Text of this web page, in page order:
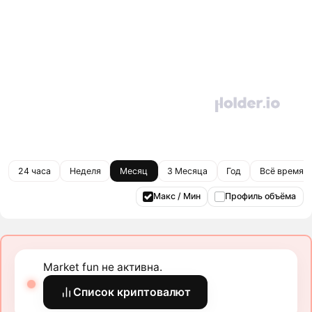
24 часа Неделя Месяц 3 Месяца Год Всё время
Макс / Мин Профиль объёма
Market fun не активна.
Список криптовалют